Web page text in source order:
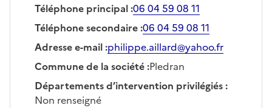
Téléphone principal:06 04 59 08 11
Téléphone secondaire:06 04 59 08 11
Adresse e-mail:philippe.aillard@yahoo.fr
Commune de la société:Pledran
Départements d’intervention privilégiés:
Non renseigné